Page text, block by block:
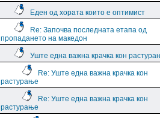
Еден од хората които е оптимист
Re: Започва последната етапа од
пропадането на македон
Уште една важна крачка кон
Re: Уште една важна крачка кон
растурање
Re: Уште една важна крачка кон
растурање